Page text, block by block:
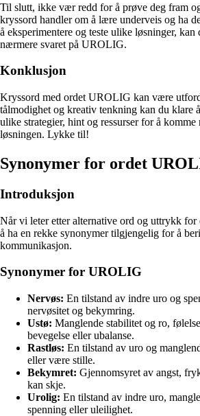
Til slutt, ikke vær redd for å prøve deg fram
kryssord handler om å lære underveis og ha
å eksperimentere og teste ulike løsninger,
nærmere svaret på UROLIG.
Konklusjon
Kryssord med ordet UROLIG kan være
tålmodighet og kreativ tenkning kan du klare
ulike strategier, hint og ressurser for å
løsningen. Lykke til!
Synonymer for ordet
Introduksjon
Når vi leter etter alternative ord og uttrykk
å ha en rekke synonymer tilgjengelig for å
kommunikasjon.
Synonymer for UROLIG
Nervøs: En tilstand av indre uro og
nervøsitet og bekymring.
Ustø: Manglende stabilitet og ro,
bevegelse eller ubalanse.
Rastløs: En tilstand av uro og
eller være stille.
Bekymret: Gjennomsyret av angst,
kan skje.
Urolig: En tilstand av indre uro,
spenning eller uleilighet.